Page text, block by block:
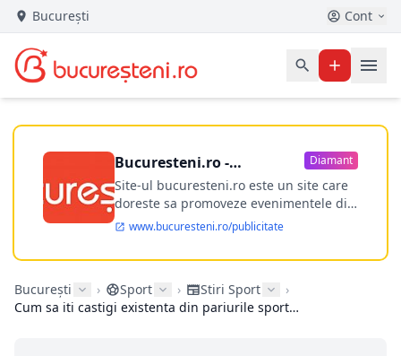
București Cont
Bucuresteni.ro -
publicitate online
Diamant
Site-ul bucuresteni.ro este un site care
doreste sa promoveze evenimentele din
Bucuresti si nu numai, sa puna la
dispozitia utilizatorului cea mai
performanta harta electronica a
ofere posibilitatea firmel...
www.bucuresteni.ro/publicitate
București › Sport › Stiri Sport
›
Cum sa iti castigi existenta din pariurile sportive - Afla secretele unui parior profesionist